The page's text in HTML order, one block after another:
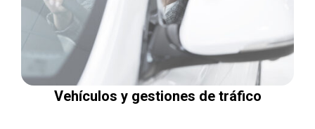
Vehículos y gestiones de tráfico